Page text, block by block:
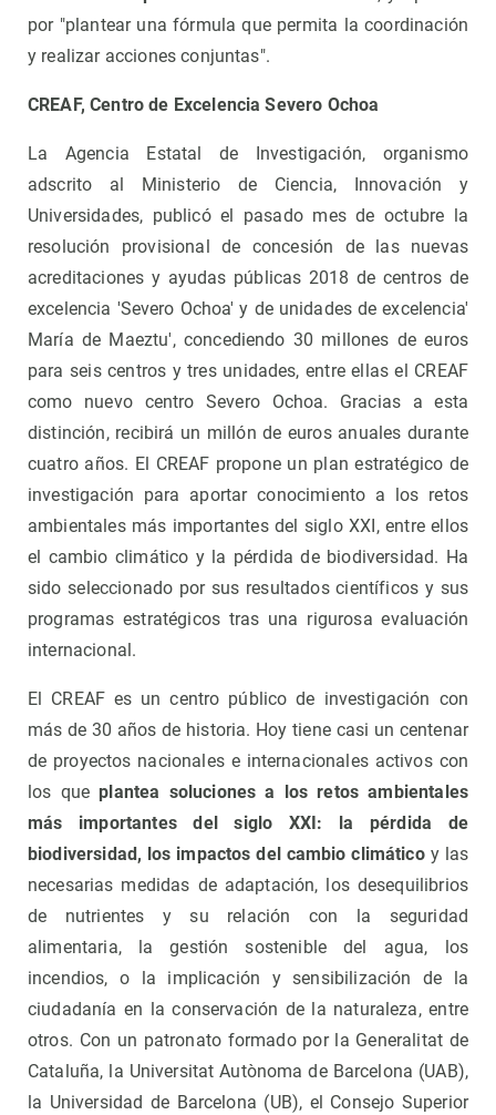
por "plantear una fórmula que permita la coordinación
y realizar acciones conjuntas".
CREAF, Centro de Excelencia Severo Ochoa
La Agencia Estatal de Investigación, organismo
adscrito al Ministerio de Ciencia, Innovación y
Universidades, publicó el pasado mes de octubre la
resolución provisional de concesión de las nuevas
acreditaciones y ayudas públicas 2018 de centros de
excelencia 'Severo Ochoa' y de unidades de excelencia'
María de Maeztu', concediendo 30 millones de euros
para seis centros y tres unidades, entre ellas el CREAF
como nuevo centro Severo Ochoa. Gracias a esta
distinción, recibirá un millón de euros anuales durante
cuatro años. El CREAF propone un plan estratégico de
investigación para aportar conocimiento a los retos
ambientales más importantes del siglo XXI, entre ellos
el cambio climático y la pérdida de biodiversidad. Ha
sido seleccionado por sus resultados científicos y sus
programas estratégicos tras una rigurosa evaluación
internacional.
El CREAF es un centro público de investigación con
más de 30 años de historia. Hoy tiene casi un centenar
de proyectos nacionales e internacionales activos con
los queplantea soluciones a los retos ambientales
más importantes del siglo XXI: la pérdida de
biodiversidad, los impactos del cambio climáticoy las
necesarias medidas de adaptación, los desequilibrios
de nutrientes y su relación con la seguridad
alimentaria, la gestión sostenible del agua, los
incendios, o la implicación y sensibilización de la
ciudadanía en la conservación de la naturaleza, entre
otros. Con un patronato formado por la Generalitat de
Cataluña, la Universitat Autònoma de Barcelona (UAB),
la Universidad de Barcelona (UB), el Consejo Superior